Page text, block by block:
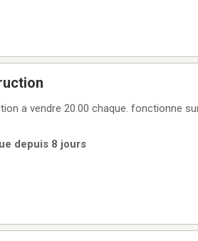
a vendre 20.00 chaque. fonctionne
depuis 8 jours